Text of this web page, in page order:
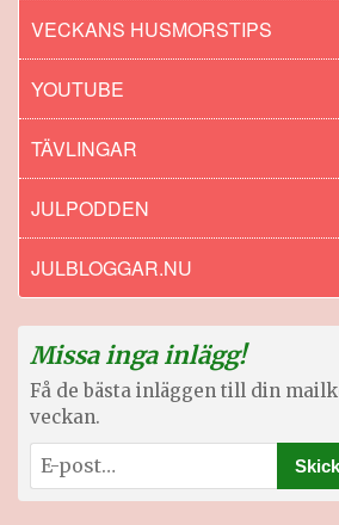
VECKANS HUSMORSTIPS
YOUTUBE
TÄVLINGAR
JULPODDEN
JULBLOGGAR.NU
Missa inga inlägg!
Få de bästa inläggen till din
veckan.